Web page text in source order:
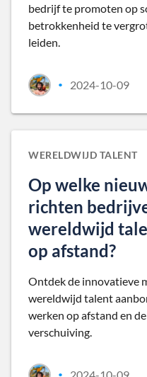
bedrijf te promoten op
betrokkenheid te
leiden.
• 2024-10-09
WERELDWIJD TALENT
Op welke
richten
wereldwijd
op afstand?
Ontdek de innovatieve
wereldwijd talent
werken op afstand en
verschuiving.
•